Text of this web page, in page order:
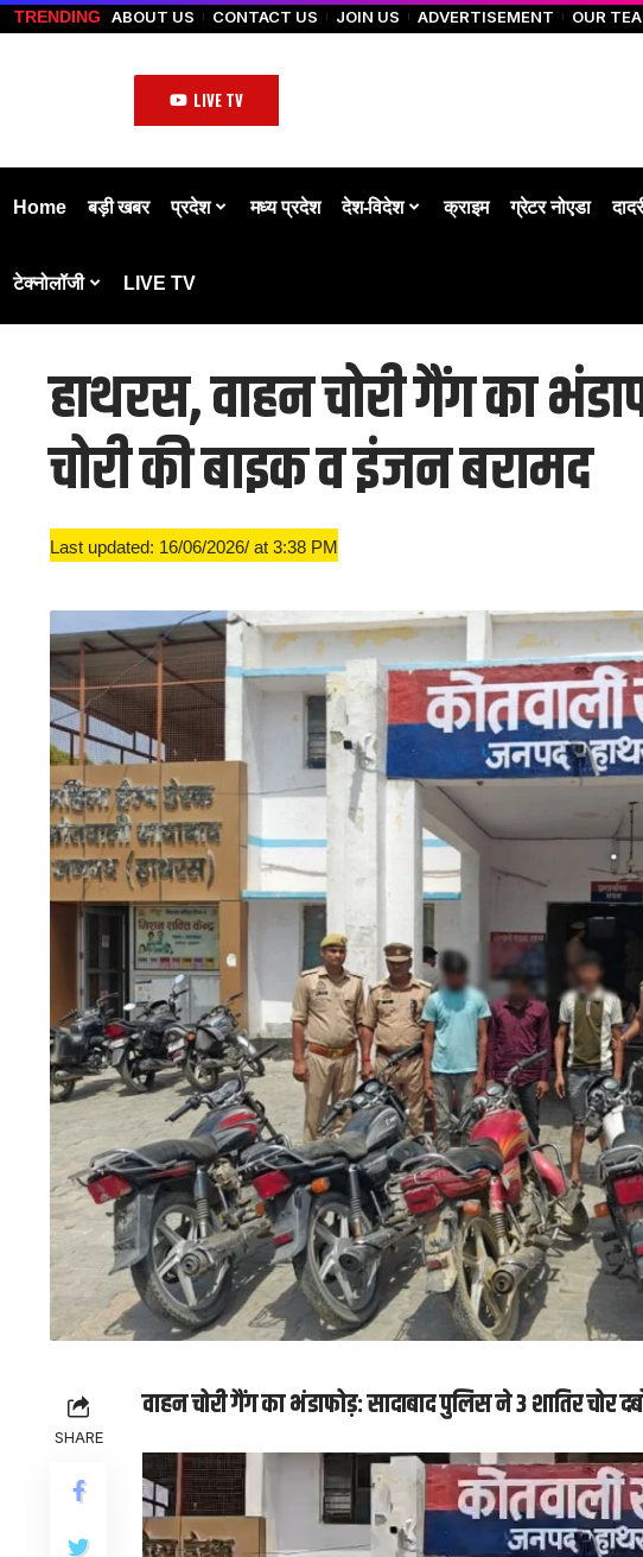
TRENDING ABOUT US CONTACT US JOIN US ADVERTISEMENT OUR
LIVE TV
Home बड़ी खबर प्रदेश मध्य प्रदेश देश-विदेश क्राइम ग्रेटर नोएडा
टेक्नोलॉजी LIVE TV
हाथरस, वाहन चोरी गैंग का
चोरी की बाइक व इंजन बरामद
Last updated: 16/06/2026/ at 3:38 PM
SHARE
वाहन चोरी गैंग का भंडाफोड़: सादाबाद पुलिस ने 3 शातिर चोर
Video
Player